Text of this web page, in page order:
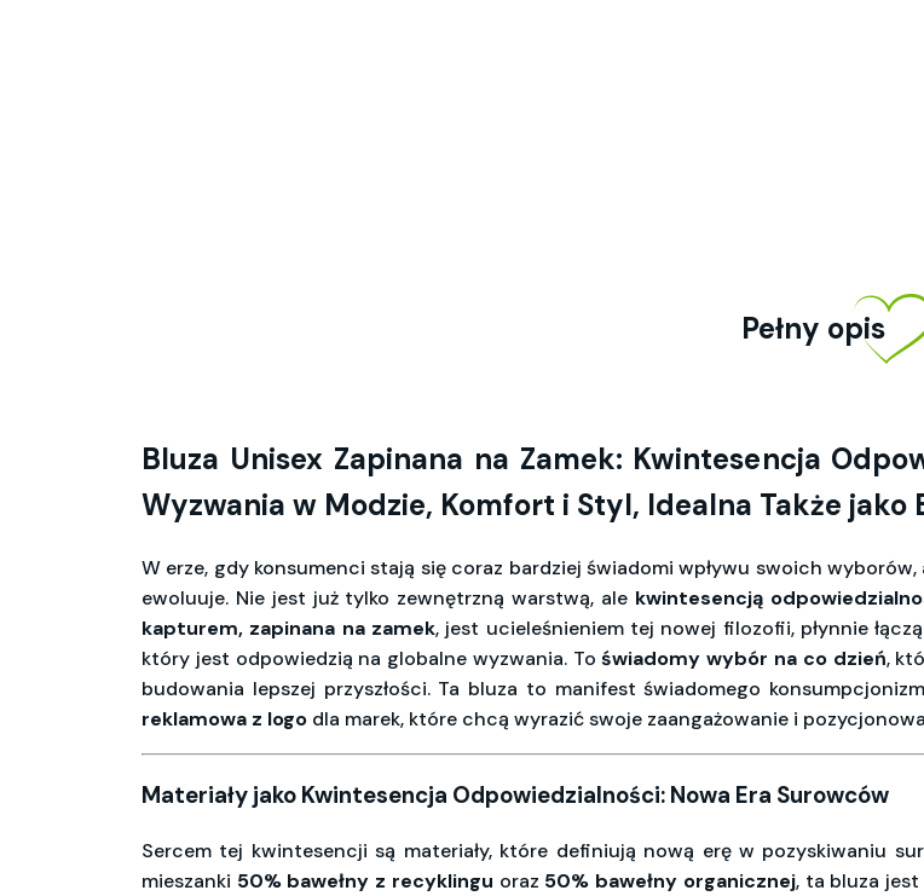
Pełny opis
Bluza Unisex Zapinana na Zamek: Kwintesencja
Wyzwania w Modzie, Komfort i Styl, Idealna Także jako
W erze, gdy konsumenci stają się coraz bardziej świadomi wpływu swoich
ewoluuje. Nie jest już tylko zewnętrzną warstwą, ale kwintesencją
kapturem, zapinana na zamek, jest ucieleśnieniem tej nowej filozofii, płynnie
który jest odpowiedzią na globalne wyzwania. Toświadomy wybór na co dzień,
budowania lepszej przyszłości. Ta bluza to manifest świadomego
reklamowa z logo dla marek, które chcą wyrazić swoje zaangażowanie i
Materiały jako Kwintesencja Odpowiedzialności: Nowa Era Surowców
Sercem tej kwintesencji są materiały, które definiują nową erę w pozyskiwaniu
mieszanki 50% bawełny z recyklingu oraz 50% bawełny organicznej, ta bluza